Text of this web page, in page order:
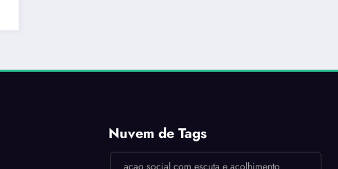
Nuvem de Tags
acao social com escuta e acolhimento